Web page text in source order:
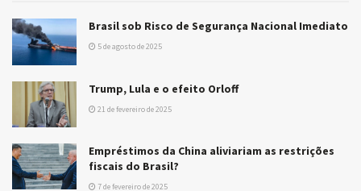
Brasil sob Risco de Segurança Nacional Imediato
5 de agosto de 2025
Trump, Lula e o efeito Orloff
21 de fevereiro de 2025
Empréstimos da China aliviariam as restrições
fiscais do Brasil?
7 de fevereiro de 2025